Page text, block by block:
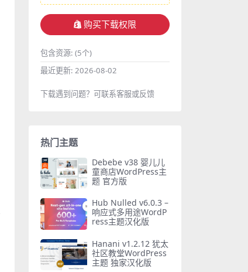
购买下载权限
包含资源: (5个)
最近更新: 2026-08-02
下载遇到问题？可联系客服或反馈
热门主题
Debebe v38 婴儿儿
童商店WordPress主
题 官方版
Hub Nulled v6.0.3 –
响应式多用途WordP
ress主题汉化版
Hanani v1.2.12 犹太
社区教堂WordPress
主题 独家汉化版